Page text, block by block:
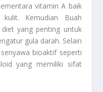
vitamin A baik
Kemudian Buah
yang penting untuk
gula darah. Selain
bioaktif seperti
yang memiliki sifat